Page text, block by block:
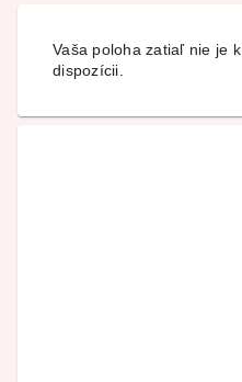
Vaša poloha zatiaľ nie je k
dispozícii.